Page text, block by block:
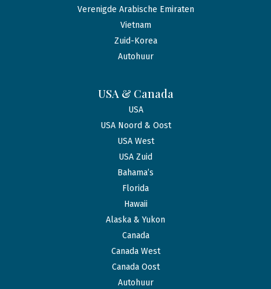
Verenigde Arabische Emiraten
Vietnam
Zuid-Korea
Autohuur
USA & Canada
USA
USA Noord & Oost
USA West
USA Zuid
Bahama’s
Florida
Hawaii
Alaska & Yukon
Canada
Canada West
Canada Oost
Autohuur